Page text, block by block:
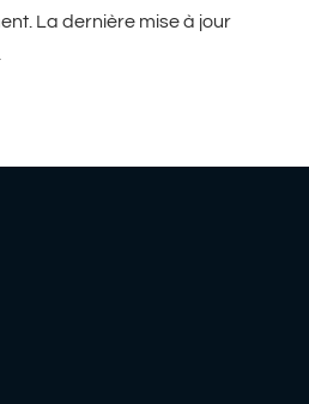
La dernière mise à jour